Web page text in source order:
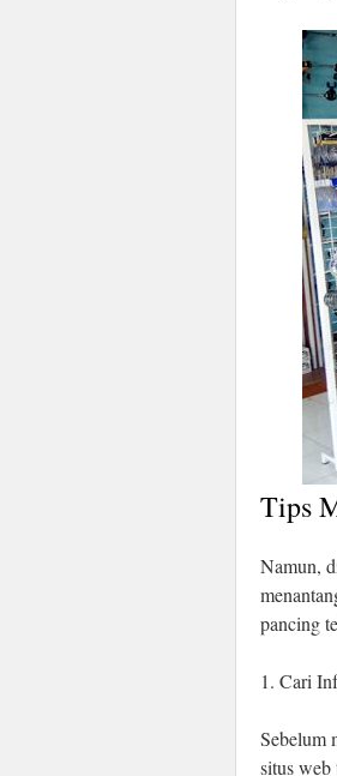
Tips
Namun,
pancing
1. Cari
Sebelum
situs web